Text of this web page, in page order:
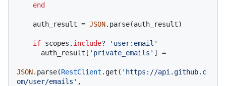
end
    auth_result =
JSON.parse(auth_result)
if scopes. include?
'user:email'
      auth_result[
'private_emails' ] =
JSON.parse(RestClient .get( 'https://api.github.c
om/user/emails' ,